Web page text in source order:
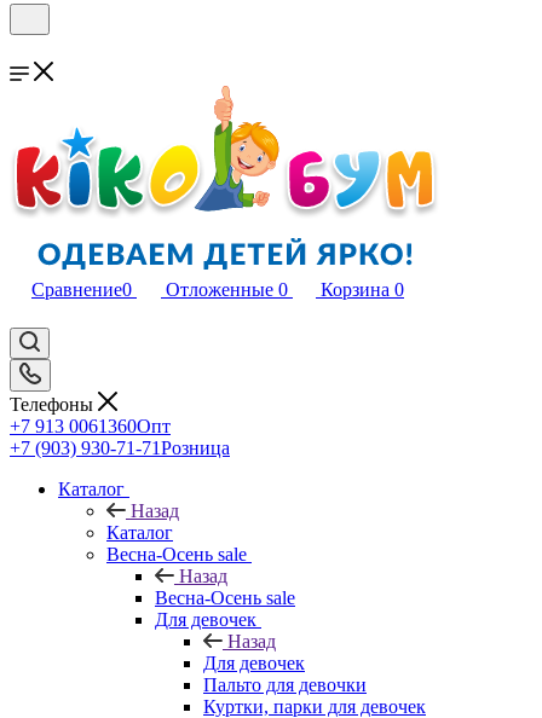
Сравнение0 Отложенные 0 Корзина 0
Телефоны
+7 913 0061360Опт
+7 (903) 930-71-71Розница
Каталог
Назад
Каталог
Весна-Осень sale
Назад
Весна-Осень sale
Для девочек
Назад
Для девочек
Пальто для девочки
Куртки, парки для девочек